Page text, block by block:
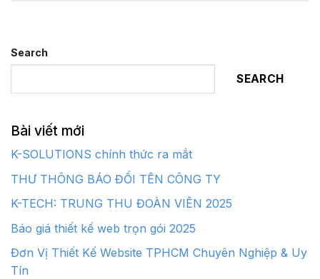
Search
SEARCH
Bài viết mới
K-SOLUTIONS chính thức ra mắt
THƯ THÔNG BÁO ĐỔI TÊN CÔNG TY
K-TECH: TRUNG THU ĐOÀN VIÊN 2025
Báo giá thiết kế web trọn gói 2025
Đơn Vị Thiết Kế Website TPHCM Chuyên Nghiệp & Uy
Tín